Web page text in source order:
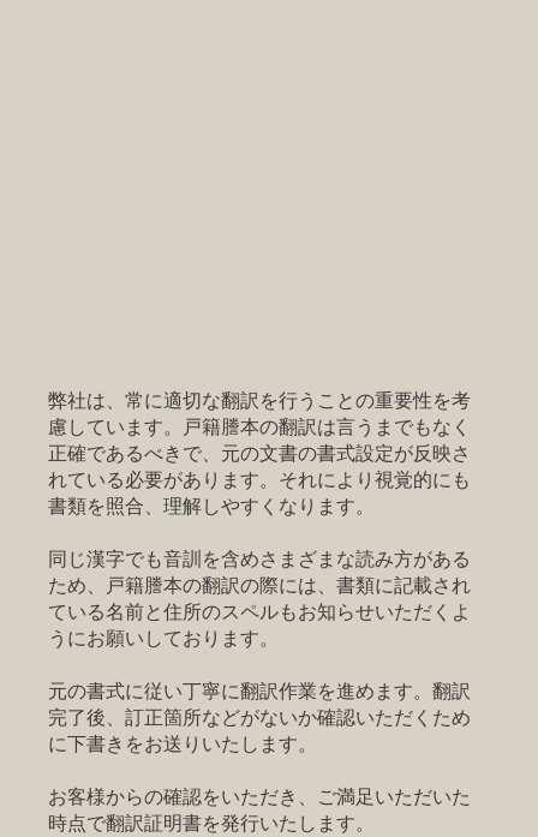
弊社は、常に適切な翻訳を行うことの重要性を考
慮しています。戸籍謄本の翻訳は言うまでもなく
正確であるべきで、元の文書の書式設定が反映さ
れている必要があります。それにより視覚的にも
書類を照合、理解しやすくなります。
同じ漢字でも音訓を含めさまざまな読み方がある
ため、戸籍謄本の翻訳の際には、書類に記載され
ている名前と住所のスペルもお知らせいただくよ
うにお願いしております。
元の書式に従い丁寧に翻訳作業を進めます。翻訳
完了後、訂正箇所などがないか確認いただくため
に下書きをお送りいたします。
お客様からの確認をいただき、ご満足いただいた
時点で翻訳証明書を発行いたします。